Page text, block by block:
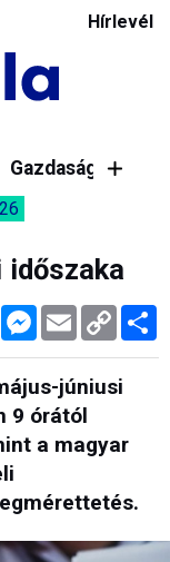
Hírlevél
Gazdaság
FacebookMessenger
Email Copy
Link
júniusi
9 órától
a magyar